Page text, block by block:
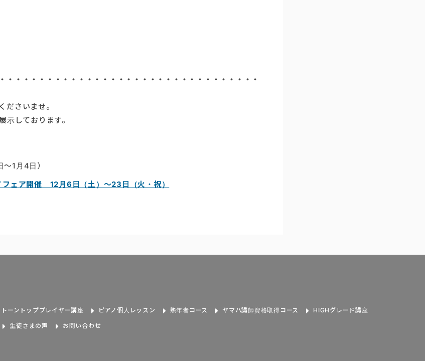
・・・・・・・・・・・・・・・・・・・・・・・・・・・・・・・・・・
ださいませ。
示しております。
1月4日）
ェア開催 12月6日（土）～23日（火・祝）
ーントッププレイヤー講座 ピアノ個人レッスン 熟年者コース ヤマハ講師資格取得コース HIGHグレード講座
生徒さまの声 お問い合わせ